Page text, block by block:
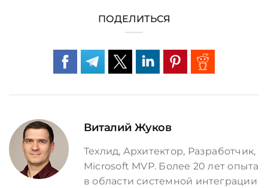
ПОДЕЛИТЬСЯ
Виталий Жуков
Техлид, Архитектор, Разработчик,
Microsoft MVP. Более 20 лет опыта
в области системной интеграции